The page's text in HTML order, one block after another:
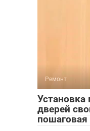
Ремонт
дверей
пошаговая